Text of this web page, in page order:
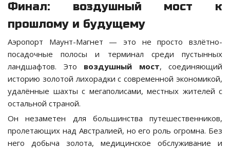
Финал: воздушный мост к
прошлому и будущему
Аэропорт Маунт-Магнет — это не просто взлётно-
посадочные полосы и терминал среди пустынных
ландшафтов. Это воздушный мост, соединяющий
историю золотой лихорадки с современной экономикой,
удалённые шахты с мегаполисами, местных жителей с
остальной страной.
Он незаметен для большинства путешественников,
пролетающих над Австралией, но его роль огромна. Без
него добыча золота, медицинское обслуживание и